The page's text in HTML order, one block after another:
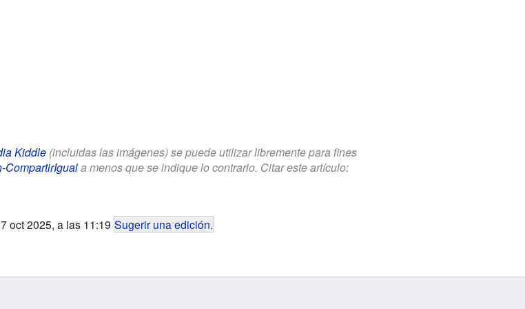
Kiddle(incluidas las imágenes) se puede utilizar libremente para fines
CompartirIguala menos que se indique lo contrario. Citar este artículo:
oct 2025, a las 11:19 Sugerir una edición.